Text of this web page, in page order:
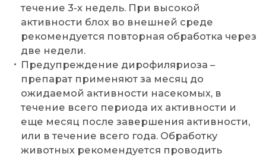
течение 3-х недель. При высокой
активности блох во внешней среде
рекомендуется повторная обработка через
две недели.
Предупреждение дирофиляриоза –
препарат применяют за месяц до
ожидаемой активности насекомых, в
течение всего периода их активности и
еще месяц после завершения активности,
или в течение всего года. Обработку
животных рекомендуется проводить